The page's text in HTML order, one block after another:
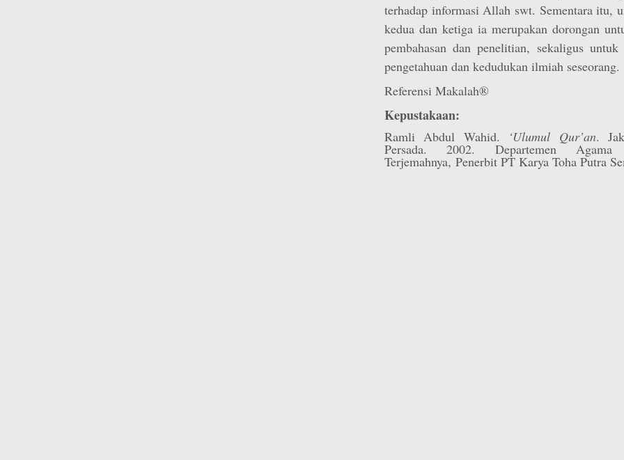
terhadap informasi Allah swt. Sementara itu,
kedua dan ketiga ia merupakan dorongan
pembahasan dan penelitian, sekaligus
pengetahuan dan kedudukan ilmiah seseorang.
Referensi Makalah®
Kepustakaan:
Ramli Abdul Wahid. ‘Ulumul Qur’an.
Persada. 2002. Departemen
Terjemahnya, Penerbit PT Karya Toha Putra